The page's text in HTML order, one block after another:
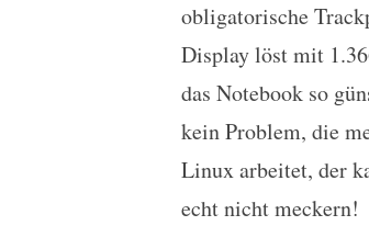
obligatorische
Display löst mit
das Notebook so
kein Problem, die
Linux arbeitet, der
echt nicht meckern!